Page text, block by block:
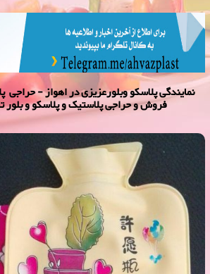
فروش و حراجی پلاستیک و پلاسکو و بلور تا50000